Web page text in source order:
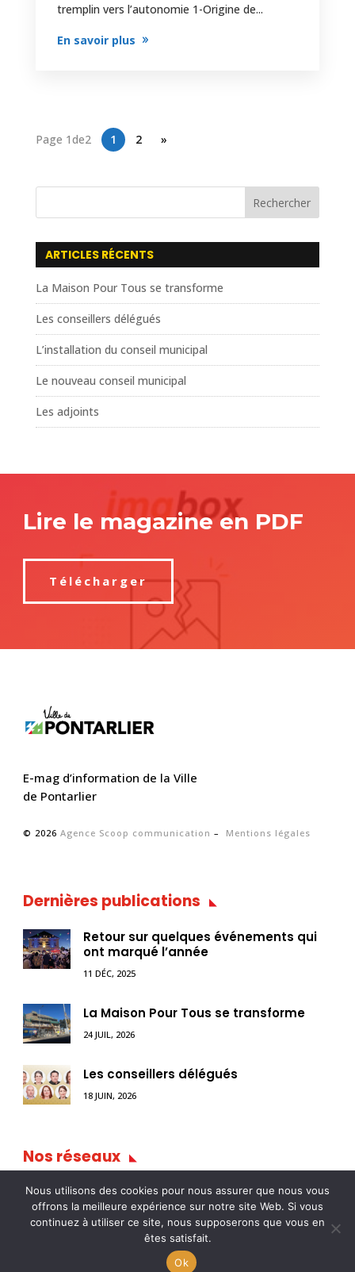
tremplin vers l’autonomie 1-Origine de...
En savoir plus
Page 1de2 1 2 »
Rechercher
ARTICLES RÉCENTS
La Maison Pour Tous se transforme
Les conseillers délégués
L’installation du conseil municipal
Le nouveau conseil municipal
Les adjoints
 ville-pontarlier.fr
Lire le magazine en PDF
Télécharger
E-mag d’information de la Ville
de Pontarlier
© 2026 Agence Scoop communication – Mentions légales
Dernières publications
Retour sur quelques événements qui
ont marqué l’année
11 DÉC, 2025
La Maison Pour Tous se transforme
24 JUIL, 2026
Les conseillers délégués
18 JUIN, 2026
Nos réseaux
Nous utilisons des cookies pour nous assurer que nous vous
offrons la meilleure expérience sur notre site Web. Si vous
continuez à utiliser ce site, nous supposerons que vous en
êtes satisfait.
Ok